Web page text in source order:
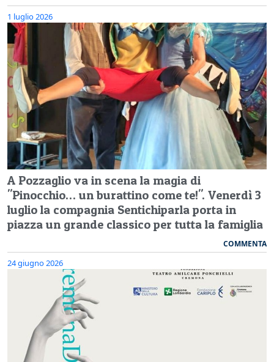
1 luglio 2026
A Pozzaglio va in scena la magia di
"Pinocchio… un burattino come te!". Venerdì 3
luglio la compagnia Sentichiparla porta in
piazza un grande classico per tutta la famiglia
COMMENTA
24 giugno 2026